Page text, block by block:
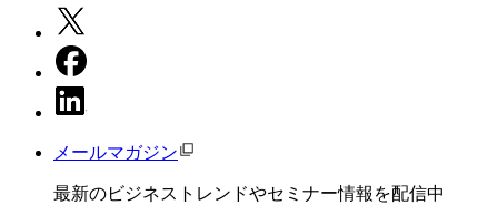
メールマガジン
最新のビジネストレンドやセミナー情報を配信中